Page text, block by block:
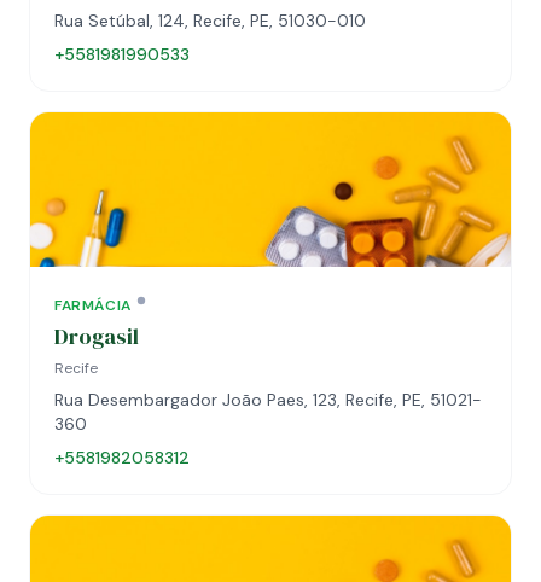
Rua Setúbal, 124, Recife, PE, 51030-010
+5581981990533
FARMÁCIA
Drogasil
Recife
Rua Desembargador João Paes, 123, Recife, PE, 51021-
360
+5581982058312